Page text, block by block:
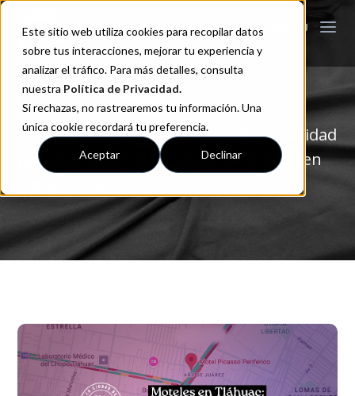
Este sitio web utiliza cookies para recopilar datos
sobre tus interacciones, mejorar tu experiencia y
analizar el tráfico. Para más detalles, consulta
nuestra Política de Privacidad.
Si rechazas, no rastrearemos tu información. Una
única cookie recordará tu preferencia.
Aceptar Declinar
Blog
Las mejores ideas y consejos de sexualidad
para que disfrutes tu estancia erótica en